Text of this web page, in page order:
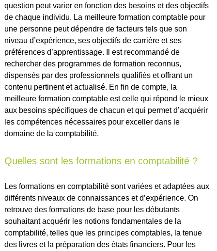
question peut varier en fonction des besoins et des objectifs
de chaque individu. La meilleure formation comptable pour
une personne peut dépendre de facteurs tels que son
niveau d’expérience, ses objectifs de carrière et ses
préférences d’apprentissage. Il est recommandé de
rechercher des programmes de formation reconnus,
dispensés par des professionnels qualifiés et offrant un
contenu pertinent et actualisé. En fin de compte, la
meilleure formation comptable est celle qui répond le mieux
aux besoins spécifiques de chacun et qui permet d’acquérir
les compétences nécessaires pour exceller dans le
domaine de la comptabilité.
Quelles sont les formations en comptabilité ?
Les formations en comptabilité sont variées et adaptées aux
différents niveaux de connaissances et d’expérience. On
retrouve des formations de base pour les débutants
souhaitant acquérir les notions fondamentales de la
comptabilité, telles que les principes comptables, la tenue
des livres et la préparation des états financiers. Pour les